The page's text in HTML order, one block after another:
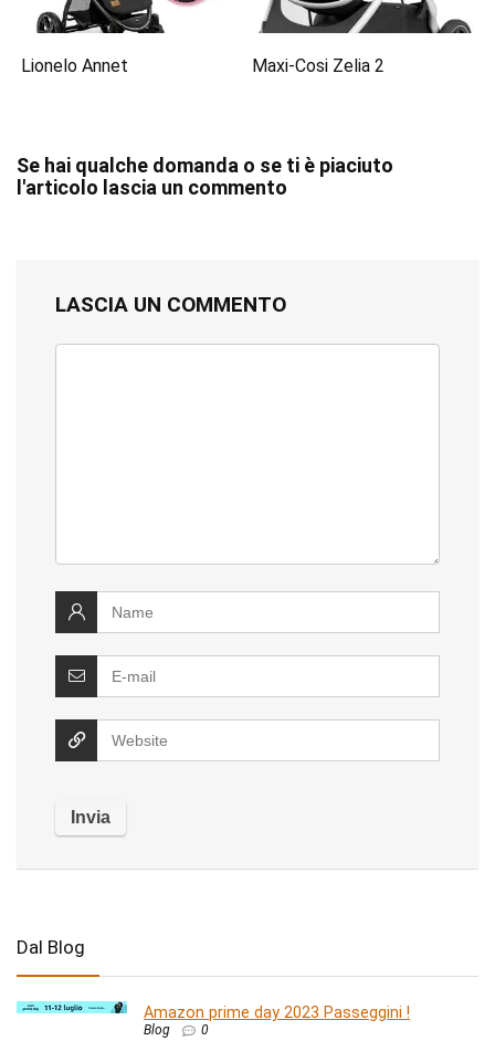
Lionelo Annet Maxi-Cosi Zelia 2
Se hai qualche domanda o se ti è piaciuto
l'articolo lascia un commento
LASCIA UN COMMENTO
Dal Blog
Amazon prime day 2023 Passeggini !
Blog 0